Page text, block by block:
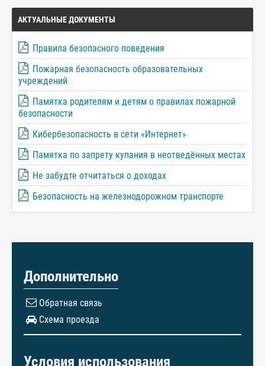
АКТУАЛЬНЫЕ ДОКУМЕНТЫ
Правила безопасного поведения
Пожарная безопасность образовательных
учреждений
Памятка родителям и детям о правилах пожарной
безопасности
Кибербезопасность в сети «Интернет»
Памятка по запрету купания в неотведённых местах
Не забудте отчитаться о доходах
Безопасность на железнодорожном транспорте
Дополнительно
Обратная связь
Схема проезда
Условия использования